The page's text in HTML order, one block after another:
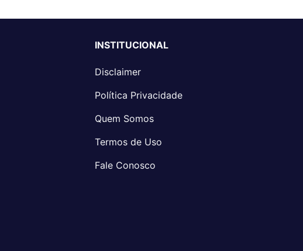
INSTITUCIONAL
Disclaimer
Política Privacidade
Quem Somos
Termos de Uso
Fale Conosco